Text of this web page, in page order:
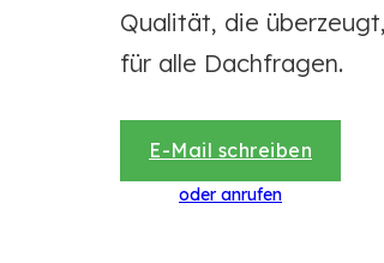
Qualität, die
für alle Dachfragen.
E-Mail schreiben
oder anrufen